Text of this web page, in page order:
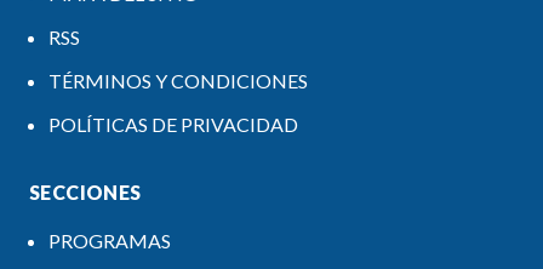
RSS
TÉRMINOS Y CONDICIONES
POLÍTICAS DE PRIVACIDAD
SECCIONES
PROGRAMAS